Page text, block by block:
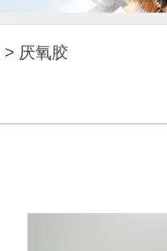
> 厌氧胶